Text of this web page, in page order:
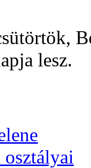
lesz.